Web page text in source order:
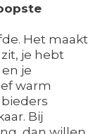
Het maakt
je hebt
je
warm
Bij